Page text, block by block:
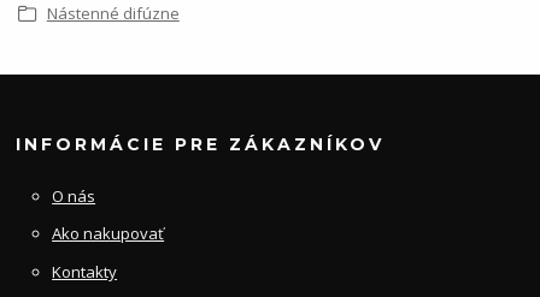
Nástenné difúzne
INFORMÁCIE PRE ZÁKAZNÍKOV
O nás
Ako nakupovať
Kontakty